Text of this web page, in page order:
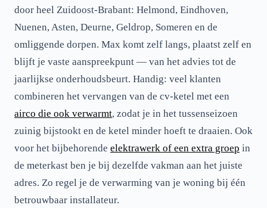
door heel Zuidoost-Brabant: Helmond, Eindhoven,
Nuenen, Asten, Deurne, Geldrop, Someren en de
omliggende dorpen. Max komt zelf langs, plaatst zelf en
blijft je vaste aanspreekpunt — van het advies tot de
jaarlijkse onderhoudsbeurt. Handig: veel klanten
combineren het vervangen van de cv-ketel met een
airco die ook verwarmt, zodat je in het tussenseizoen
zuinig bijstookt en de ketel minder hoeft te draaien. Ook
voor het bijbehorende elektrawerk of een extra groep in
de meterkast ben je bij dezelfde vakman aan het juiste
adres. Zo regel je de verwarming van je woning bij één
betrouwbaar installateur.